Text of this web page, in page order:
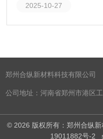
2025-10-27
郑州合纵新材料科技有限公司
公司地址：河南省郑州市港区
© 2026 版权所有：郑州合纵
19011882号-2